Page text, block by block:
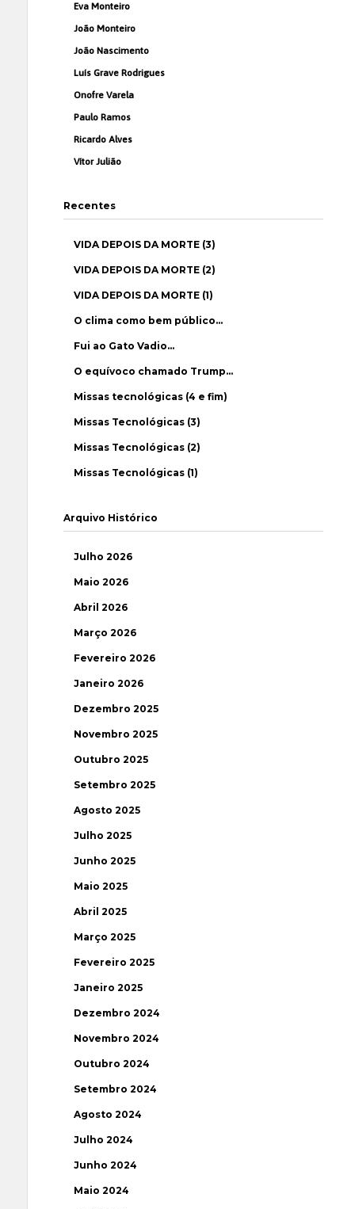
Eva Monteiro
João Monteiro
João Nascimento
Luís Grave Rodrigues
Onofre Varela
Paulo Ramos
Ricardo Alves
Vítor Julião
Recentes
VIDA DEPOIS DA MORTE (3)
VIDA DEPOIS DA MORTE (2)
VIDA DEPOIS DA MORTE (1)
O clima como bem público…
Fui ao Gato Vadio…
O equívoco chamado Trump…
Missas tecnológicas (4 e fim)
Missas Tecnológicas (3)
Missas Tecnológicas (2)
Missas Tecnológicas (1)
Arquivo Histórico
Julho 2026
Maio 2026
Abril 2026
Março 2026
Fevereiro 2026
Janeiro 2026
Dezembro 2025
Novembro 2025
Outubro 2025
Setembro 2025
Agosto 2025
Julho 2025
Junho 2025
Maio 2025
Abril 2025
Março 2025
Fevereiro 2025
Janeiro 2025
Dezembro 2024
Novembro 2024
Outubro 2024
Setembro 2024
Agosto 2024
Julho 2024
Junho 2024
Maio 2024